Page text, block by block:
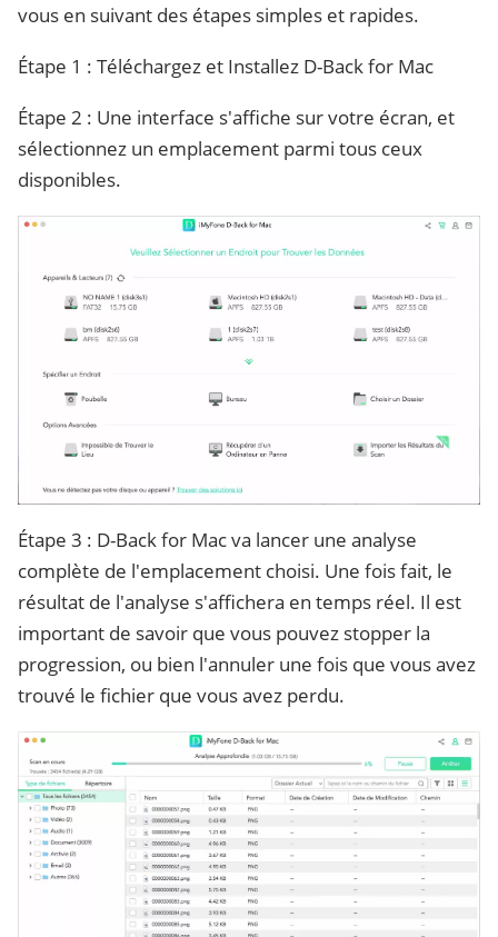
vous en suivant des étapes simples et rapides.
Étape 1 : Téléchargez et Installez D-Back for Mac
Étape 2 : Une interface s'affiche sur votre écran, et
sélectionnez un emplacement parmi tous ceux
disponibles.
Étape 3 : D-Back for Mac va lancer une analyse
complète de l'emplacement choisi. Une fois fait, le
résultat de l'analyse s'affichera en temps réel. Il est
important de savoir que vous pouvez stopper la
progression, ou bien l'annuler une fois que vous avez
trouvé le fichier que vous avez perdu.